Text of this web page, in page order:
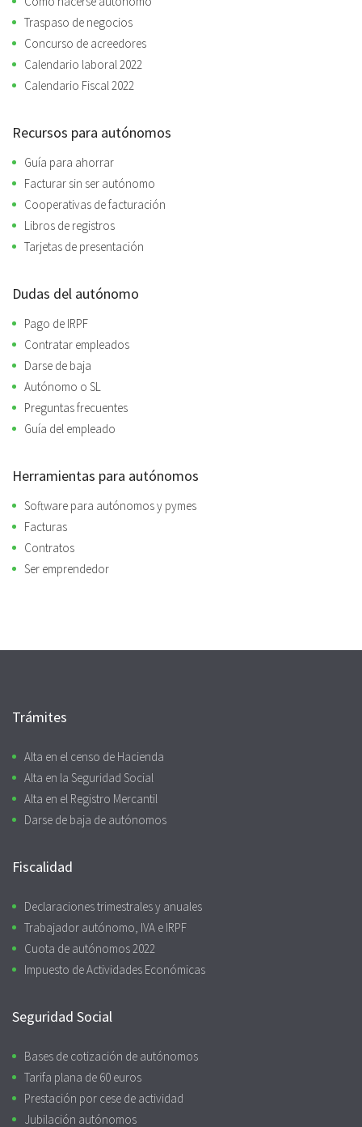
Traspaso de negocios
Concurso de acreedores
Calendario laboral 2022
Calendario Fiscal 2022
Recursos para autónomos
Guía para ahorrar
Facturar sin ser autónomo
Cooperativas de facturación
Libros de registros
Tarjetas de presentación
Dudas del autónomo
Pago de IRPF
Contratar empleados
Darse de baja
Autónomo o SL
Preguntas frecuentes
Guía del empleado
Herramientas para autónomos
Software para autónomos y pymes
Facturas
Contratos
Ser emprendedor
Trámites
Alta en el censo de Hacienda
Alta en la Seguridad Social
Alta en el Registro Mercantil
Darse de baja de autónomos
Fiscalidad
Declaraciones trimestrales y anuales
Trabajador autónomo, IVA e IRPF
Cuota de autónomos 2022
Impuesto de Actividades Económicas
Seguridad Social
Bases de cotización de autónomos
Tarifa plana de 60 euros
Prestación por cese de actividad
Jubilación autónomos